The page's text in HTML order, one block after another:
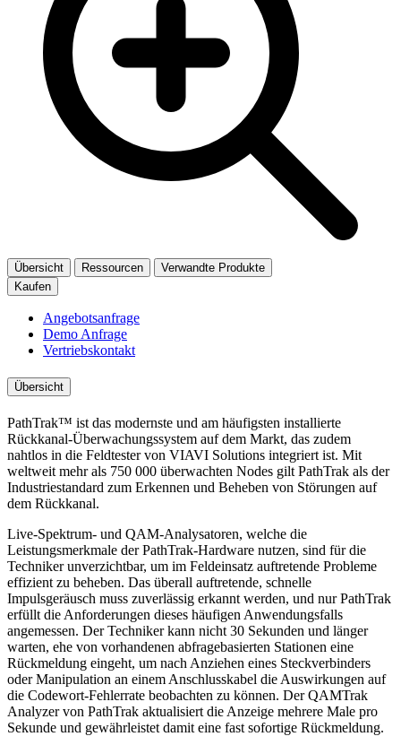
Übersicht Ressourcen
Verwandte Produkte
Kaufen
Angebotsanfrage
Demo Anfrage
Vertriebskontakt
Übersicht
PathTrak™ ist das modernste und am häufigsten installierte
Rückkanal-Überwachungssystem auf dem Markt, das zudem
nahtlos in die Feldtester von VIAVI Solutions integriert ist. Mit
weltweit mehr als 750 000 überwachten Nodes gilt PathTrak als der
Industriestandard zum Erkennen und Beheben von Störungen auf
dem Rückkanal.
Live-Spektrum- und QAM-Analysatoren, welche die
Leistungsmerkmale der PathTrak-Hardware nutzen, sind für die
Techniker unverzichtbar, um im Feldeinsatz auftretende Probleme
effizient zu beheben. Das überall auftretende, schnelle
Impulsgeräusch muss zuverlässig erkannt werden, und nur PathTrak
erfüllt die Anforderungen dieses häufigen Anwendungsfalls
angemessen. Der Techniker kann nicht 30 Sekunden und länger
warten, ehe von vorhandenen abfragebasierten Stationen eine
Rückmeldung eingeht, um nach Anziehen eines Steckverbinders
oder Manipulation an einem Anschlusskabel die Auswirkungen auf
die Codewort-Fehlerrate beobachten zu können. Der QAMTrak
Analyzer von PathTrak aktualisiert die Anzeige mehrere Male pro
Sekunde und gewährleistet damit eine fast sofortige Rückmeldung.